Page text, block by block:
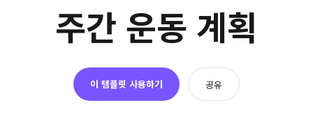
Boardmix(보드 믹스)
온라인 협업 화이트보드
Boardmix 개발자 플랫폼
Boardmix AI
주간 운동 계획
이 템플릿 사용하기 공유